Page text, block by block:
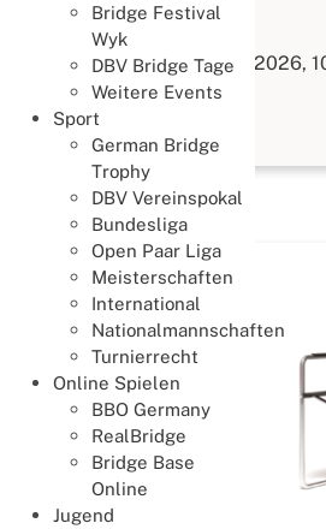
Bridge Festival
Wyk
DBV Bridge Tage
Weitere Events
Sport
German Bridge
Trophy
DBV Vereinspokal
Bundesliga
Open Paar Liga
Meisterschaften
International
Nationalmannschaften
Turnierrecht
Online Spielen
BBO Germany
RealBridge
Bridge Base
Online
Jugend
Bridge kennenlernen
Start am 3. September 2026,
Donnerstags